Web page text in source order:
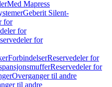
Med Mapress
Geberit Silent-
for
for
for
ForbindelserReservedeler for
Reservedeler for
Overganger til andre
til andre